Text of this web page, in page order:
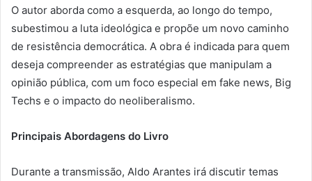
O autor aborda como a esquerda, ao longo do tempo,
subestimou a luta ideológica e propõe um novo caminho
de resistência democrática. A obra é indicada para quem
deseja compreender as estratégias que manipulam a
opinião pública, com um foco especial em fake news, Big
Techs e o impacto do neoliberalismo.
Principais Abordagens do Livro
Durante a transmissão, Aldo Arantes irá discutir temas